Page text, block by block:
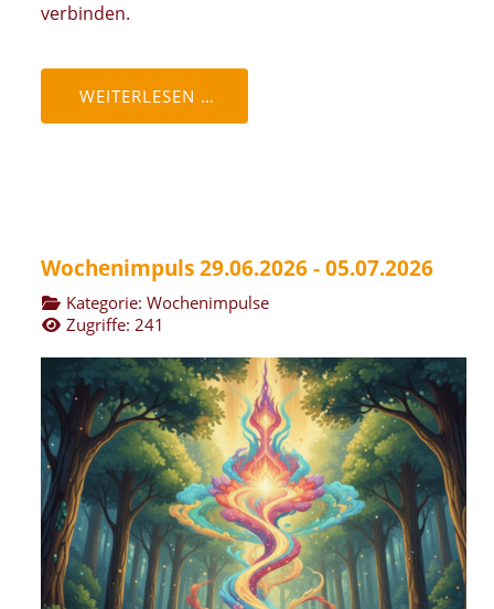
verbinden.
WEITERLESEN …
Wochenimpuls 29.06.2026 - 05.07.2026
Kategorie: Wochenimpulse
Zugriffe: 241